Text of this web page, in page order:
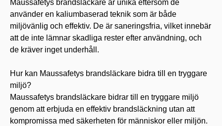
Maussafetys brandsläckare är unika eftersom de
använder en kaliumbaserad teknik som är både
miljövänlig och effektiv. De är saneringsfria, vilket innebär
att de inte lämnar skadliga rester efter användning, och
de kräver inget underhåll.
Hur kan Maussafetys brandsläckare bidra till en tryggare
miljö?
Maussafetys brandsläckare bidrar till en tryggare miljö
genom att erbjuda en effektiv brandsläckning utan att
kompromissa med säkerheten för människor eller miljön.